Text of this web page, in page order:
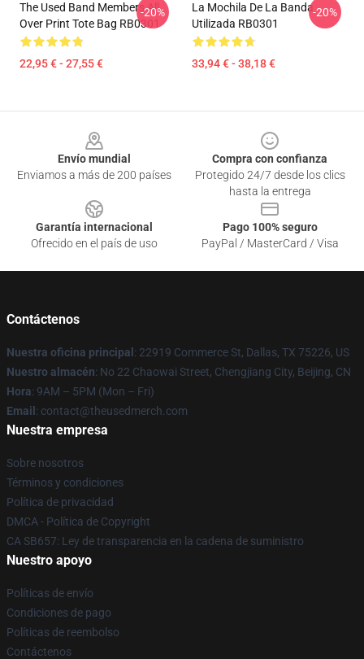
The Used Band Members All
Over Print Tote Bag RB0301
22,95 € - 27,55 €
-20%
La Mochila De La Banda
Utilizada RB0301
33,94 € - 38,18 €
-20%
Envío mundial
Enviamos a más de 200 países
Compra con confianza
Protegido 24/7 desde los clics
hasta la entrega
Garantía internacional
Ofrecido en el país de uso
Pago 100% seguro
PayPal / MasterCard / Visa
Contáctenos
Nuestra oficina principal : 22919 Commerce St, Dallas, TX 75226, US
Nuestro almacén: No 22 Chaowai Street, Chengjiang City, Beijing, CN
Hora: 9AM – 5PM (Mon – Fri)
Email : contact@theusedmerch.com
Nuestra empresa
Sobre nosotros
Términos y condiciones
Política de privacidad
DMCA - Política de Copyright
CA SB657: Ley de transparencia en la cadena de suministro
Nuestro apoyo
Políticas de envío
Condiciones de pago
Políticas de reembolso
Contáctenos